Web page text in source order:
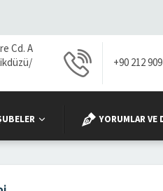
Cd. A
+90 212
YORUMLAR VE